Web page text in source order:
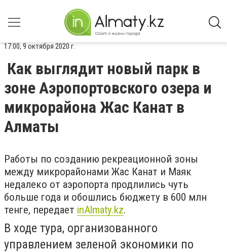
17:00, 9 октября 2020 г.
Как выглядит новый парк в
зоне Аэропортовского озера и
микрорайона Жас Канат в
Алматы
Работы по созданию рекреационной зоны
между микрорайонами Жас Канат и Маяк
недалеко от аэропорта продлились чуть
больше года и обошлись бюджету в 600 млн
тенге, передает inAlmaty.kz.
В ходе тура, организованного
управлением зеленой экономики по